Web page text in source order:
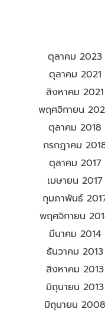
ตุลาคม 2023
ตุลาคม 2021
สิงหาคม 2021
พฤศจิกายน
ตุลาคม 2018
กรกฎาคม
ตุลาคม 2017
เมษายน 2017
กุมภาพันธ์
พฤศจิกายน
มีนาคม 2014
ธันวาคม 2013
สิงหาคม 2013
มิถุนายน 2013
มิถุนายน 2008